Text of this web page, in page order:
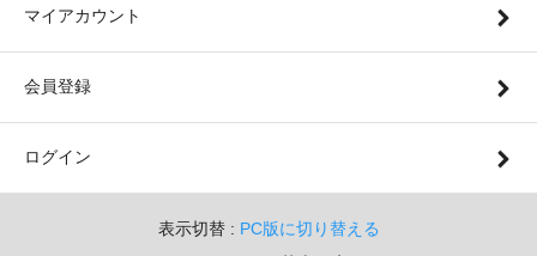
マイアカウント
会員登録
ログイン
表示切替 : PC版に切り替える